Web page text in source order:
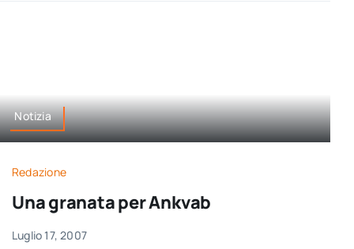
Notizia
Redazione
Una granata per Ankvab
Luglio 17, 2007